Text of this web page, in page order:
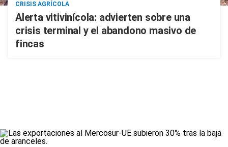
CRISIS AGRÍCOLA
Alerta vitivinícola: advierten sobre una
crisis terminal y el abandono masivo de
fincas